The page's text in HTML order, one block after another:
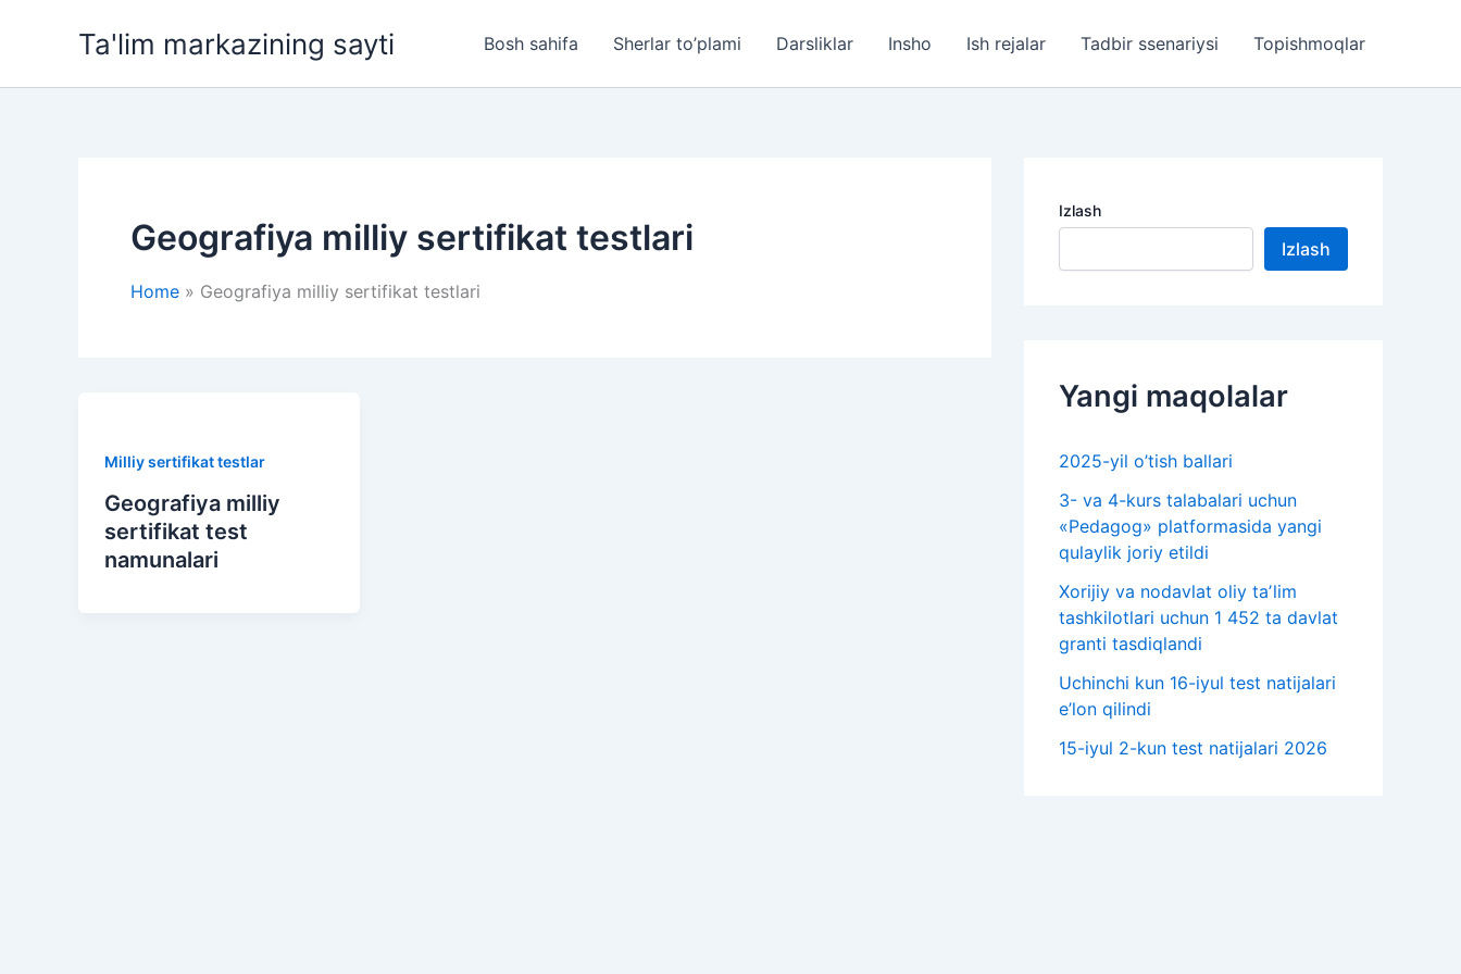
Ta'lim markazining sayti Bosh sahifa Sherlar to’plami Darsliklar Insho Ish rejalar Tadbir ssenariysi Topishmoqlar
Geografiya milliy sertifikat testlari
Home Geografiya milliy sertifikat testlari
Milliy sertifikat testlar
Geografiya milliy
sertifikat test
namunalari
Izlash
Izlash
Yangi maqolalar
2025-yil o’tish ballari
3- va 4-kurs talabalari uchun
«Pedagog» platformasida yangi
qulaylik joriy etildi
Xorijiy va nodavlat oliy taʼlim
tashkilotlari uchun 1 452 ta davlat
granti tasdiqlandi
Uchinchi kun 16-iyul test natijalari
e’lon qilindi
15-iyul 2-kun test natijalari 2026